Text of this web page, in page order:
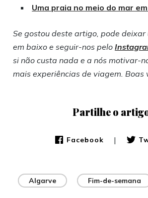
Uma praia no meio do mar
Se gostou deste artigo, pode deixar
em baixo e seguir-nos pelo
si não custa nada e a nós motivar-
mais experiências de viagem. Boas
Partilhe o
Facebook |
Algarve Fim-de-semana